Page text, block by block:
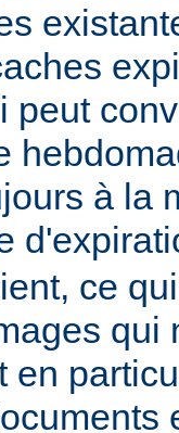
peut
à la
ce
qui
en